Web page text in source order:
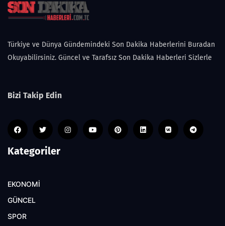
Türkiye ve Dünya Gündemindeki Son Dakika Haberlerini Buradan
Okuyabilirsiniz. Güncel ve Tarafsız Son Dakika Haberleri Sizlerle
Bizi Takip Edin
Kategoriler
EKONOMİ
GÜNCEL
SPOR